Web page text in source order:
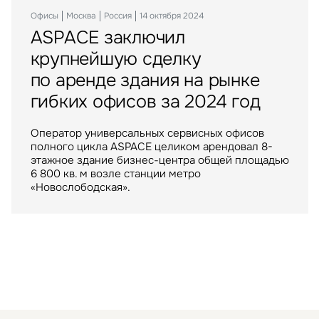
Офисы Москва Россия 14 октября 2024
ASPACE заключил
крупнейшую сделку
по аренде здания на рынке
гибких офисов за 2024 год
Оператор универсальных сервисных офисов
полного цикла ASPACE целиком арендовал 8-
этажное здание бизнес-центра общей площадью
6 800 кв. м возле станции метро
«Новослободская».
Москва
ИП «РУСИЧ Холмогоры»
пополнился крупным
арендатором
Крупнейший российский маркетплейс стал
арендатором склада в индустриальном парке
«РУСИЧ Холмогоры» на северо-востоке Москвы
Инвестиции Москва Россия 06 апреля 2023
Balchug Capital выкупил
у американских инвесторов
один из крупнейших
московских ТРЦ
ТРЦ "Метрополис" общей площадью 205 тыс. кв.
м. был построен девелопером Capital Partners
в 2009 году